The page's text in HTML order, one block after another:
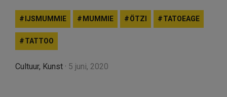
IJSMUMMIE MUMMIE ÖTZI TATOEAGE
TATTOO
Cultuur, Kunst · 5 juni, 2020